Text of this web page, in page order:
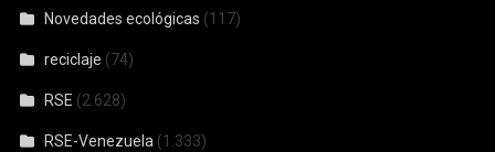
Novedades ecológicas (117)
reciclaje (74)
RSE (2.628)
RSE-Venezuela (1.333)